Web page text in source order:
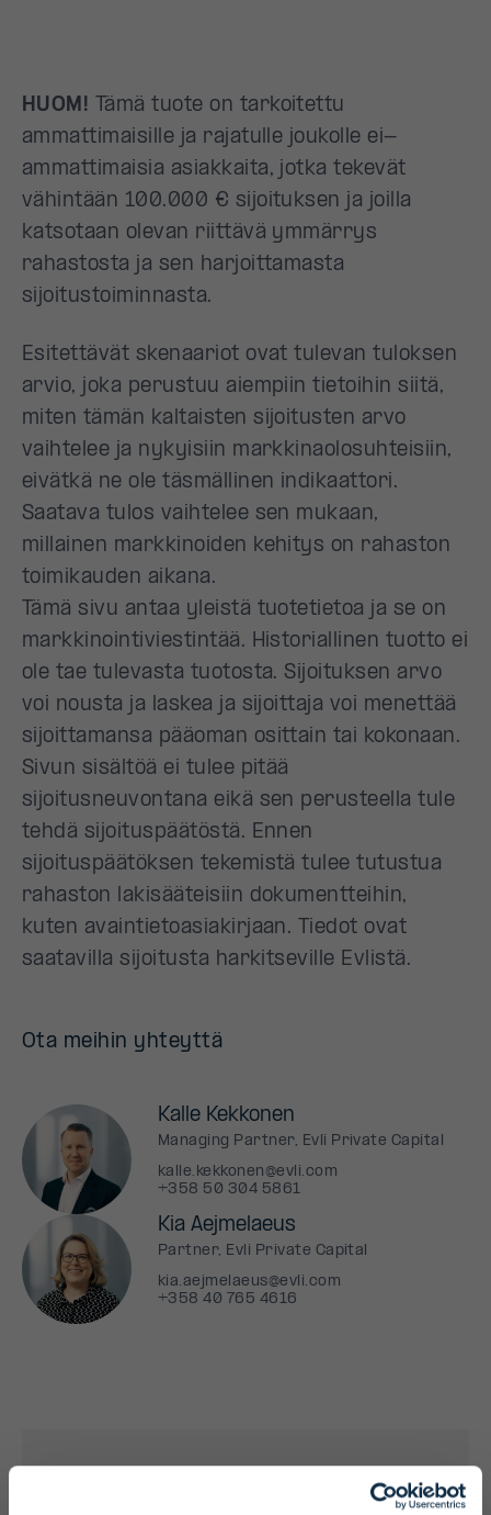
HUOM! Tämä tuote on tarkoitettu
ammattimaisille ja rajatulle joukolle ei-
ammattimaisia asiakkaita, jotka tekevät
vähintään 100.000 € sijoituksen ja joilla
katsotaan olevan riittävä ymmärrys
rahastosta ja sen harjoittamasta
sijoitustoiminnasta.
Esitettävät skenaariot ovat tulevan tuloksen
arvio, joka perustuu aiempiin tietoihin siitä,
miten tämän kaltaisten sijoitusten arvo
vaihtelee ja nykyisiin markkinaolosuhteisiin,
eivätkä ne ole täsmällinen indikaattori.
Saatava tulos vaihtelee sen mukaan,
millainen markkinoiden kehitys on rahaston
toimikauden aikana.
Tämä sivu antaa yleistä tuotetietoa ja se on
markkinointiviestintää. Historiallinen tuotto ei
ole tae tulevasta tuotosta. Sijoituksen arvo
voi nousta ja laskea ja sijoittaja voi menettää
sijoittamansa pääoman osittain tai kokonaan.
Sivun sisältöä ei tulee pitää
sijoitusneuvontana eikä sen perusteella tule
tehdä sijoituspäätöstä. Ennen
sijoituspäätöksen tekemistä tulee tutustua
rahaston lakisääteisiin dokumentteihin,
kuten avaintietoasiakirjaan. Tiedot ovat
saatavilla sijoitusta harkitseville Evlistä.
Ota meihin yhteyttä
Kalle Kekkonen
Managing Partner, Evli Private Capital
kalle.kekkonen@evli.com
+358 50 304 5861
Kia Aejmelaeus
Partner, Evli Private Capital
kia.aejmelaeus@evli.com
+358 40 765 4616
EAB Private Equity